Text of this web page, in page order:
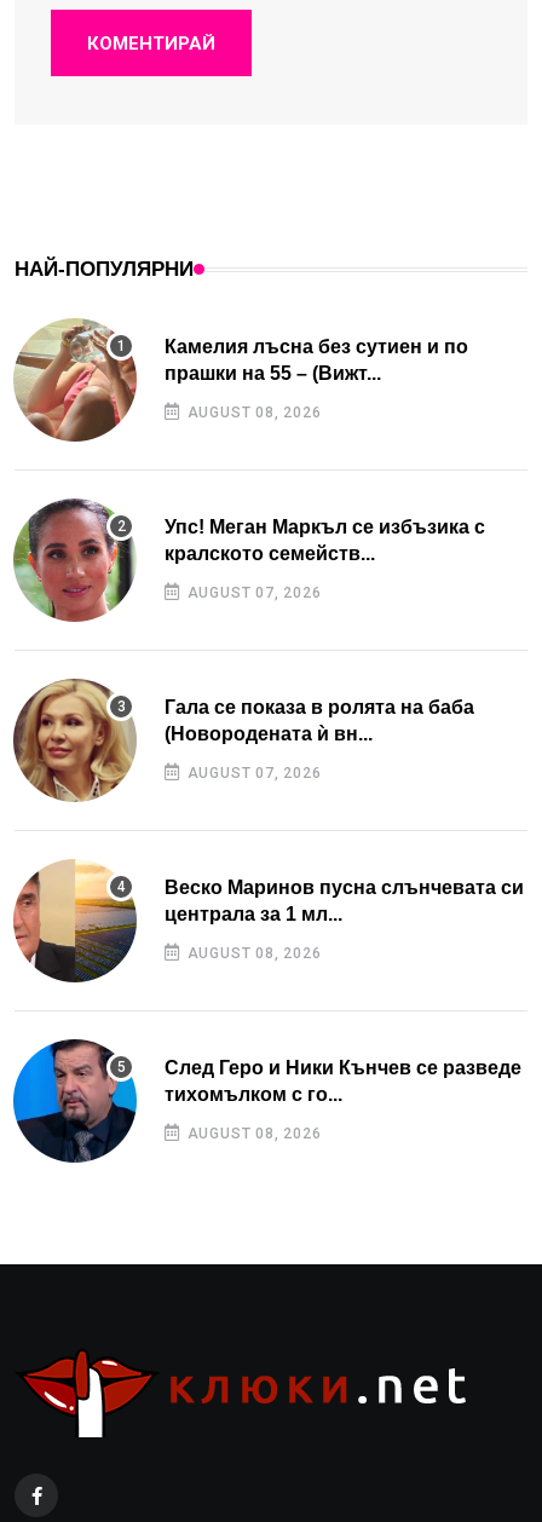
КОМЕНТИРАЙ
НАЙ-ПОПУЛЯРНИ
Камелия лъсна без сутиен и по
прашки на 55 – (Вижт...
AUGUST 08, 2026
Упс! Меган Маркъл се избъзика с
кралското семейств...
AUGUST 07, 2026
Гала се показа в ролята на баба
(Новородената ѝ вн...
AUGUST 07, 2026
Веско Маринов пусна слънчевата си
централа за 1 мл...
AUGUST 08, 2026
След Геро и Ники Кънчев се разведе
тихомълком с го...
AUGUST 08, 2026